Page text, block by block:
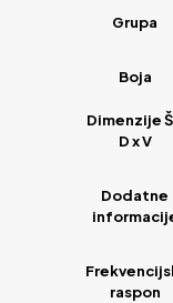
Grupa
Boja
Dimenzije
D x V
Dodatne
raspon